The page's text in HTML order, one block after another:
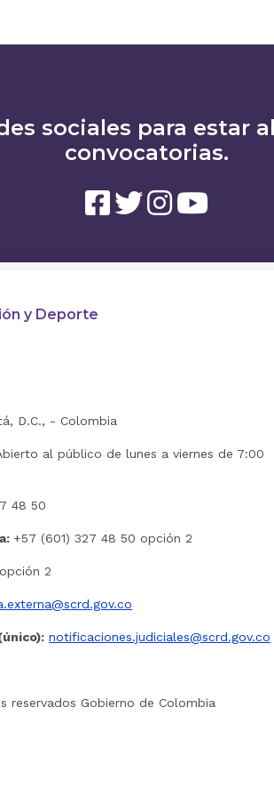
sociales para estar
convocatorias.
y Deporte
D.C., - Colombia
al público de lunes a viernes de 7:00
48 50
+57 (601) 327 48 50 opción 2
2
notificaciones.judiciales@scrd.gov.co
reservados Gobierno de Colombia